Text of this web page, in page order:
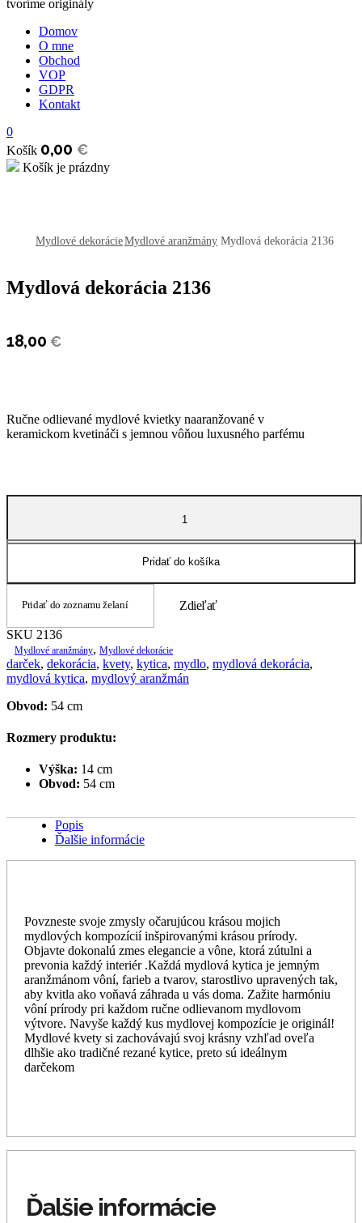
tvoríme originály
Domov
O mne
Obchod
VOP
GDPR
Kontakt
0
Košík 0,00 €
Košík je prázdny
Mydlové dekorácieMydlové aranžmány Mydlová dekorácia 2136
Mydlová dekorácia 2136
18,00 €
Ručne odlievané mydlové kvietky naaranžované v
keramickom kvetináči s jemnou vôňou luxusného parfému
množstvo
2136
Pridať do košíka
Pridať do zoznamu želaní Zdieľať
SKU 2136
Mydlové aranžmány, Mydlové dekorácie
darček, dekorácia, kvety, kytica, mydlo, mydlová dekorácia,
mydlová kytica, mydlový aranžmán
Obvod: 54 cm
Rozmery produktu:
Výška: 14 cm
Obvod: 54 cm
Popis
Ďalšie informácie
Povzneste svoje zmysly očarujúcou krásou mojich
mydlových kompozícií inšpirovanými krásou prírody.
Objavte dokonalú zmes elegancie a vône, ktorá zútulni a
prevonia každý interiér .Každá mydlová kytica je jemným
aranžmánom vôní, farieb a tvarov, starostlivo upravených tak,
aby kvitla ako voňavá záhrada u vás doma. Zažite harmóniu
vôní prírody pri každom ručne odlievanom mydlovom
výtvore. Navyše každý kus mydlovej kompozície je originál!
Mydlové kvety si zachovávajú svoj krásny vzhľad oveľa
dlhšie ako tradičné rezané kytice, preto sú ideálnym
darčekom